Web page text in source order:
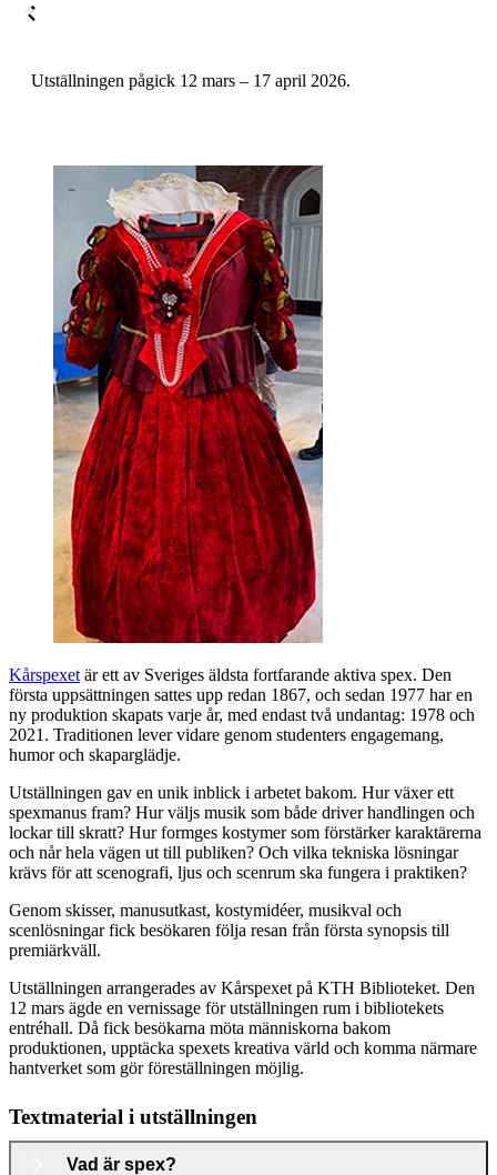
Utställningen pågick 12 mars – 17 april 2026.
Kårspexet är ett av Sveriges äldsta fortfarande aktiva spex. Den
första uppsättningen sattes upp redan 1867, och sedan 1977 har en
ny produktion skapats varje år, med endast två undantag: 1978 och
2021. Traditionen lever vidare genom studenters engagemang,
humor och skaparglädje.
Utställningen gav en unik inblick i arbetet bakom. Hur växer ett
spexmanus fram? Hur väljs musik som både driver handlingen och
lockar till skratt? Hur formges kostymer som förstärker karaktärerna
och når hela vägen ut till publiken? Och vilka tekniska lösningar
krävs för att scenografi, ljus och scenrum ska fungera i praktiken?
Genom skisser, manusutkast, kostymidéer, musikval och
scenlösningar fick besökaren följa resan från första synopsis till
premiärkväll.
Utställningen arrangerades av Kårspexet på KTH Biblioteket. Den
12 mars ägde en vernissage för utställningen rum i bibliotekets
entréhall. Då fick besökarna möta människorna bakom
produktionen, upptäcka spexets kreativa värld och komma närmare
hantverket som gör föreställningen möjlig.
Textmaterial i utställningen
Vad är spex?